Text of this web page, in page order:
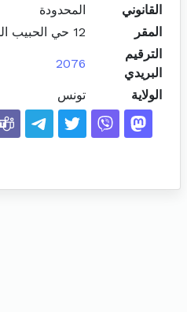
القانوني
المحدودة
المقر
12 حي الحبيب المرسى
الترقيم
البريدي
2076
الولاية تونس